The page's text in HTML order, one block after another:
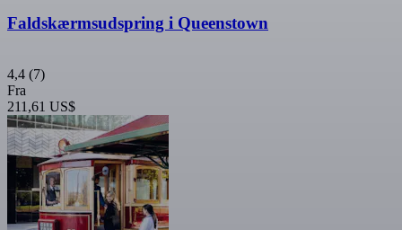
Faldskærmsudspring i Queenstown
4,4 (7)
Fra
211,61 US$